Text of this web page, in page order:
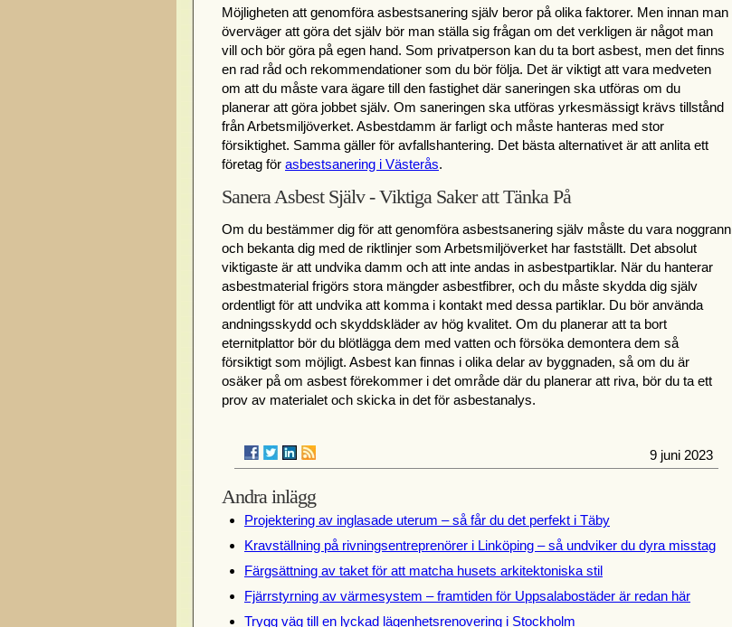
Möjligheten att genomföra asbestsanering själv beror på olika faktorer. Men innan man
överväger att göra det själv bör man ställa sig frågan om det verkligen är något man
vill och bör göra på egen hand. Som privatperson kan du ta bort asbest, men det finns
en rad råd och rekommendationer som du bör följa. Det är viktigt att vara medveten
om att du måste vara ägare till den fastighet där saneringen ska utföras om du
planerar att göra jobbet själv. Om saneringen ska utföras yrkesmässigt krävs tillstånd
från Arbetsmiljöverket. Asbestdamm är farligt och måste hanteras med stor
försiktighet. Samma gäller för avfallshantering. Det bästa alternativet är att anlita ett
företag för asbestsanering i Västerås.
Sanera Asbest Själv - Viktiga Saker att Tänka På
Om du bestämmer dig för att genomföra asbestsanering själv måste du vara noggrann
och bekanta dig med de riktlinjer som Arbetsmiljöverket har fastställt. Det absolut
viktigaste är att undvika damm och att inte andas in asbestpartiklar. När du hanterar
asbestmaterial frigörs stora mängder asbestfibrer, och du måste skydda dig själv
ordentligt för att undvika att komma i kontakt med dessa partiklar. Du bör använda
andningsskydd och skyddskläder av hög kvalitet. Om du planerar att ta bort
eternitplattor bör du blötlägga dem med vatten och försöka demontera dem så
försiktigt som möjligt. Asbest kan finnas i olika delar av byggnaden, så om du är
osäker på om asbest förekommer i det område där du planerar att riva, bör du ta ett
prov av materialet och skicka in det för asbestanalys.
9 juni 2023
Andra inlägg
Projektering av inglasade uterum – så får du det perfekt i Täby
Kravställning på rivningsentreprenörer i Linköping – så undviker du dyra misstag
Färgsättning av taket för att matcha husets arkitektoniska stil
Fjärrstyrning av värmesystem – framtiden för Uppsalabostäder är redan här
Trygg väg till en lyckad lägenhetsrenovering i Stockholm